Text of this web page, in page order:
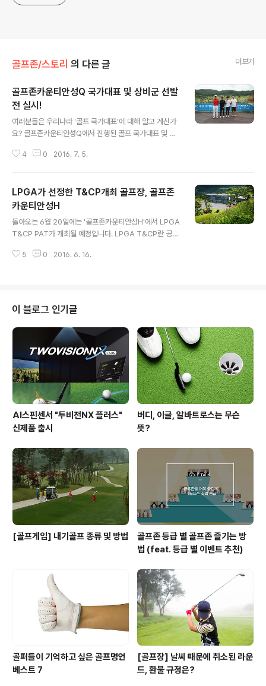
골프존/스토리 의 다른 글 더보기
골프존카운티안성Q 국가대표 및 상비군 선발
전 실시!
여러분들은 우리나라 '골프 국가대표'에 대해 알고 계신가
요? 골프존카운티안성Q에서 진행된 골프 국가대표 및 상
명의 참가자 중 4명의 남자 국가대표 선수와 16명의 남자
시하는 골프장인데요. 가슴에 국가대표 마크를 달기 위해
갈고 닦은 실력을 마음껏 뽐내던 그 현장에 조니양도 다녀
왔습니다~! 열정과 패기로 똘똘뭉친 23인의 아마추어 골
퍼들을 여러분도 함께 만나볼까요? 골프존카운티안성Q 국
존카운티안성Q 선발전이 개최된 골프존카운티안성Q는
4 0 2016. 7. 5.
LPGA가 선정한 T&CP개최 골프장, 골프존
카운티안성H
돌아오는 6월 20일에는 '골프존카운티안성H'에서 LPGA
T&CP PAT가 개최될 예정입니다. LPGA T&CP란 공식
성 프로그램(T&CP, Teaching & Club Professional)
를 양성합니다. 글로벌 여성 골프 전문가 배출을 위한 교육
을 제공하는 가장 권위있는 프로그램 중 하나이며, 이러한
프로그램의 PAT(Playing Ability Test)가 골프존카운티
에서 운영 관리하는 '골프존카운티안성H'에서 실시된다는
것은 많은 긍정적인 의미를 갖습니다. :) 1. LPGA..
5 0 2016. 6. 16.
이 블로그 인기글
AI스핀센서 "투비전NX 플러스"
신제품 출시
버디, 이글, 알바트로스는 무슨
뜻?
[골프게임] 내기골프 종류 및 방법
골프존 등급 별 골프존 즐기는 방
법 (feat. 등급 별 이벤트 추천)
골퍼들이 기억하고 싶은 골프명언
베스트 7
[골프장] 날씨 때문에 취소된 라운
드, 환불 규정은?